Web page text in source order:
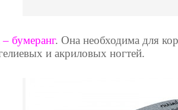
бумеранг. Она необходима для
и акриловых ногтей.